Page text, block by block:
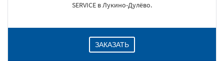
SERVICE в Лукино-Дулёво.
ЗАКАЗАТЬ